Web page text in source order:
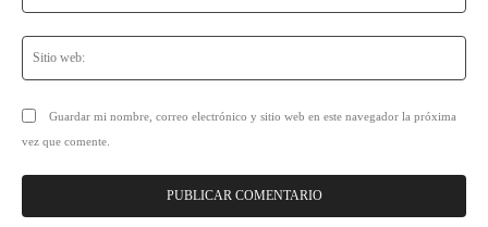
Guardar mi nombre, correo electrónico y sitio web en este navegador la próxima
vez que comente.